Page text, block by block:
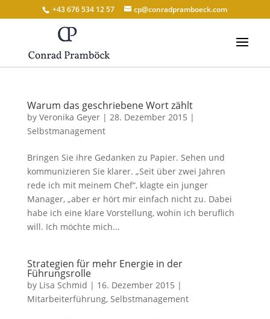
+43 676 534 12 57 cp@conradpramboeck.com
Warum das geschriebene Wort zählt
by Veronika Geyer| 28. Dezember 2015 |
Selbstmanagement
Bringen Sie ihre Gedanken zu Papier. Sehen und
kommunizieren Sie klarer. „Seit über zwei Jahren
rede ich mit meinem Chef“, klagte ein junger
Manager, „aber er hört mir einfach nicht zu. Dabei
habe ich eine klare Vorstellung, wohin ich beruflich
will. Ich möchte mich...
Strategien für mehr Energie in der
Führungsrolle
by Lisa Schmid | 16. Dezember 2015 |
Mitarbeiterführung, Selbstmanagement